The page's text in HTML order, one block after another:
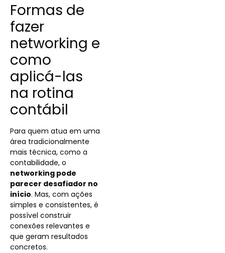
Formas de
fazer
networking e
como
aplicá-las
na rotina
contábil
Para quem atua em uma
área tradicionalmente
mais técnica, como a
contabilidade, o
networking pode
parecer desafiador no
início. Mas, com ações
simples e consistentes, é
possível construir
conexões relevantes e
que geram resultados
concretos.